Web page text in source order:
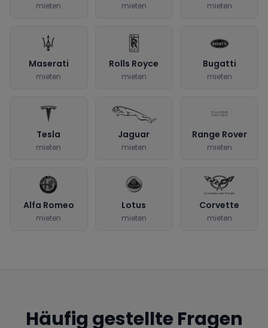
mieten mieten mieten
Maserati
mieten
Rolls Royce
mieten
Bugatti
mieten
Tesla
mieten
Jaguar
mieten
Range Rover
mieten
Alfa Romeo
mieten
Lotus
mieten
Corvette
mieten
Häufig gestellte Fragen